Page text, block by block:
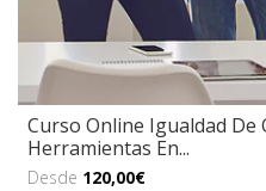
Curso Online Igualdad De
Herramientas En...
Desde 120,00€